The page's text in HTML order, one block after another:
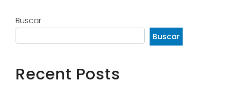
Buscar
Buscar
Recent Posts